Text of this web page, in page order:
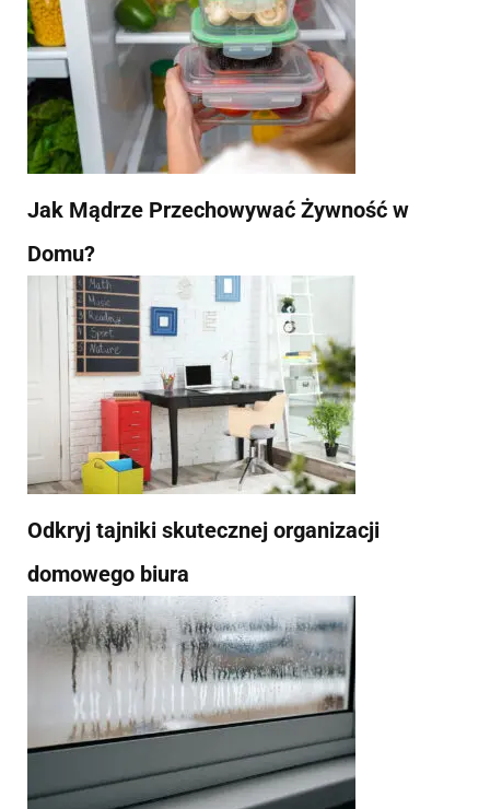
Jak Mądrze Przechowywać Żywność w
Domu?
Odkryj tajniki skutecznej organizacji
domowego biura